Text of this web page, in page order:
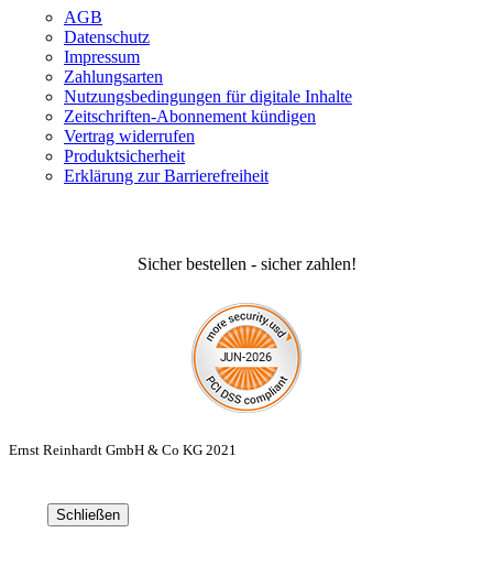
AGB
Datenschutz
Impressum
Zahlungsarten
Nutzungsbedingungen für digitale Inhalte
Zeitschriften-Abonnement kündigen
Vertrag widerrufen
Produktsicherheit
Erklärung zur Barrierefreiheit
Sicher bestellen - sicher zahlen!
Ernst Reinhardt GmbH & Co KG 2021
Schließen